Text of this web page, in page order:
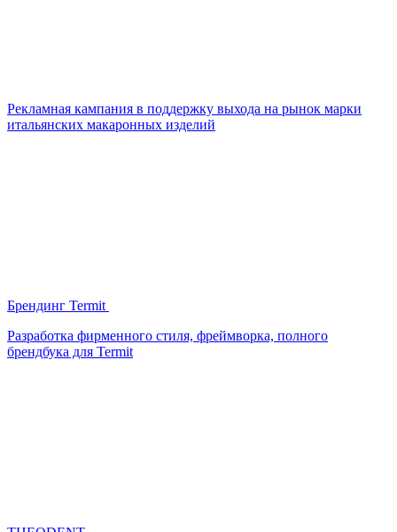
Рекламная кампания в поддержку выхода на рынок марки
итальянских макаронных изделий
Брендинг Termit
Разработка фирменного стиля, фреймворка, полного
брендбука для Termit